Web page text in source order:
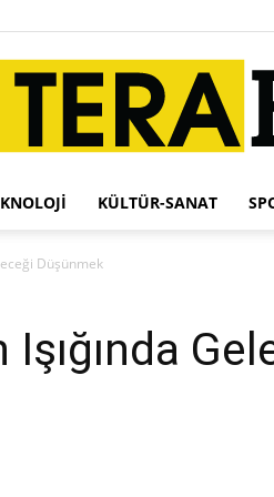
KÜLTÜR-SANAT
Düşünmek
Işığında